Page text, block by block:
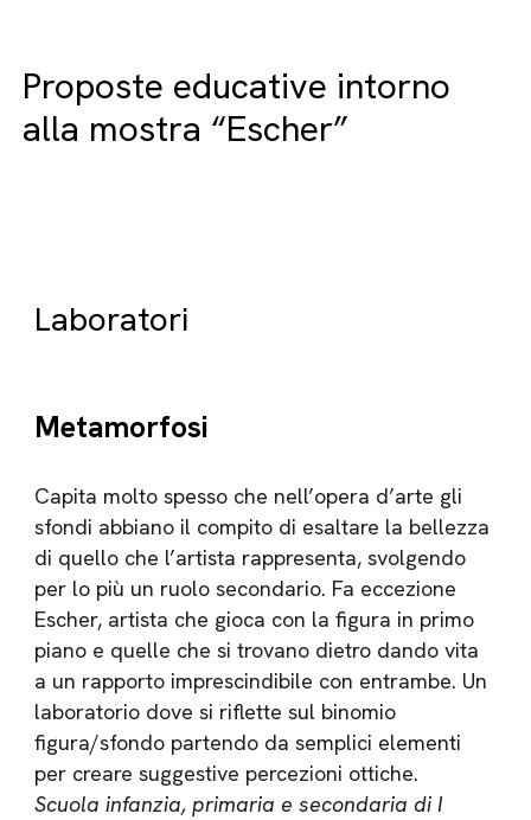
Proposte educative intorno
alla mostra “Escher”
Laboratori
Metamorfosi
Capita molto spesso che nell’opera d’arte gli
sfondi abbiano il compito di esaltare la bellezza
di quello che l’artista rappresenta, svolgendo
per lo più un ruolo secondario. Fa eccezione
Escher, artista che gioca con la figura in primo
piano e quelle che si trovano dietro dando vita
a un rapporto imprescindibile con entrambe. Un
laboratorio dove si riflette sul binomio
figura/sfondo partendo da semplici elementi
per creare suggestive percezioni ottiche.
Scuola infanzia, primaria e secondaria di I